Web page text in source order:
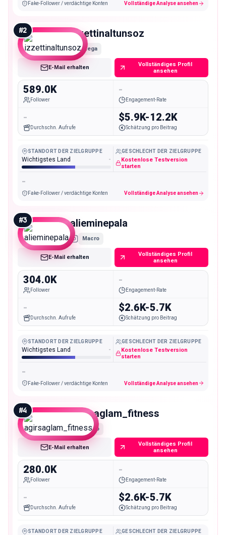
Fake-Follower / verdächtige Konten Vollständige Analyse ansehen
#2 izzettinaltunsoz
Mega
E-Mail erhalten
Vollständiges Profil
ansehen
589.0K
Follower
-
Engagement-Rate
-
Durchschn. Aufrufe
$5.9K-12.2K
Schätzung pro Beitrag
STANDORT DER ZIELGRUPPE
Wichtigstes Land -
GESCHLECHT DER ZIELGRUPPE
Kostenlose Testversion
starten
-
Fake-Follower / verdächtige Konten Vollständige Analyse ansehen
#3 alieminepala
Macro
E-Mail erhalten
Vollständiges Profil
ansehen
304.0K
Follower
-
Engagement-Rate
-
Durchschn. Aufrufe
$2.6K-5.7K
Schätzung pro Beitrag
STANDORT DER ZIELGRUPPE
Wichtigstes Land -
GESCHLECHT DER ZIELGRUPPE
Kostenlose Testversion
starten
-
Fake-Follower / verdächtige Konten Vollständige Analyse ansehen
#4 agirsaglam_fitness
Macro
E-Mail erhalten
Vollständiges Profil
ansehen
280.0K
Follower
-
Engagement-Rate
-
Durchschn. Aufrufe
$2.6K-5.7K
Schätzung pro Beitrag
STANDORT DER ZIELGRUPPE GESCHLECHT DER ZIELGRUPPE